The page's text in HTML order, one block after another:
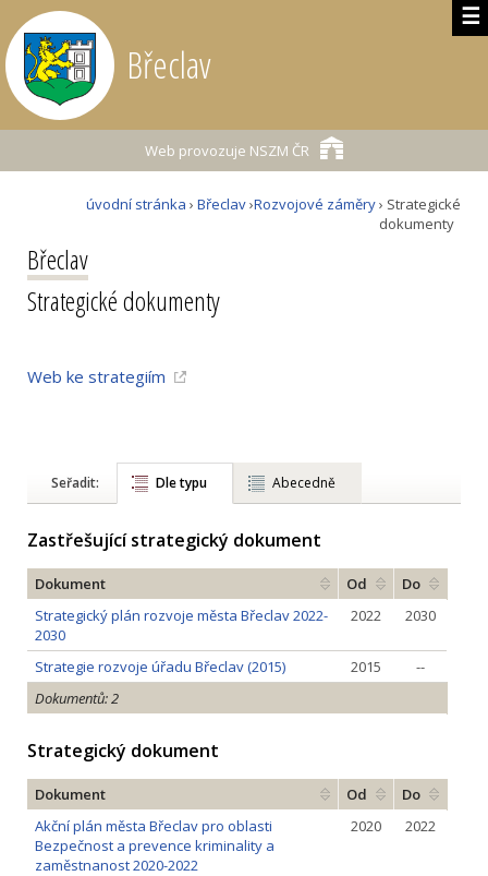
☰
Břeclav
Web provozuje NSZM ČR
úvodní stránka › Břeclav›Rozvojové záměry› Strategické
dokumenty
Břeclav
Strategické dokumenty
Web ke strategiím
Seřadit: Dle typu Abecedně
Zastřešující strategický dokument
Dokument Od
Do
Strategický plán rozvoje města Břeclav 2022-
2030
2022 2030
Strategie rozvoje úřadu Břeclav (2015) 2015
--
Dokumentů: 2
Strategický dokument
Dokument Od
Do
Akční plán města Břeclav pro oblasti
Bezpečnost a prevence kriminality a
zaměstnanost 2020-2022
2020 2022